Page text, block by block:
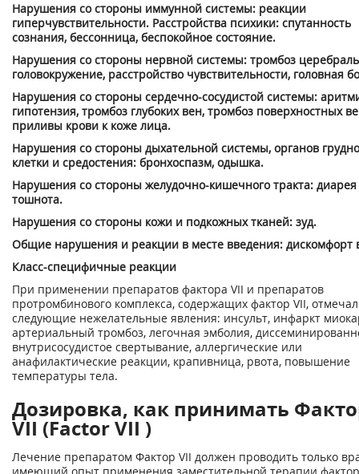
Нарушения со стороны иммунной системы: реакции
гиперчувствительности. Расстройства психики: спутанность
сознания, бессонница, беспокойное состояние.
Нарушения со стороны нервной системы: тромбоз
головокружение, расстройство чувствительности, головная
Нарушения со стороны сердечно-сосудистой системы:
гипотензия, тромбоз глубоких вен, тромбоз поверхностных
приливы крови к коже лица.
Нарушения со стороны дыхательной системы, органов
клетки и средостения: бронхоспазм, одышка.
Нарушения со стороны желудочно-кишечного тракта: диарея
тошнота.
Нарушения со стороны кожи и подкожных тканей: зуд.
Общие нарушения и реакции в месте введения: дискомфорт
Класс-специфичные реакции
При применении препаратов фактора VII и препаратов
протромбинового комплекса, содержащих фактор VII,
следующие нежелательные явления: инсульт, инфаркт
артериальный тромбоз, легочная эмболия,
внутрисосудистое свертывание, аллергические или
анафилактические реакции, крапивница, рвота, повышение
температуры тела.
Дозировка, как принимать
VII (Factor VII )
Лечение препаратом Фактор VII должен проводить только